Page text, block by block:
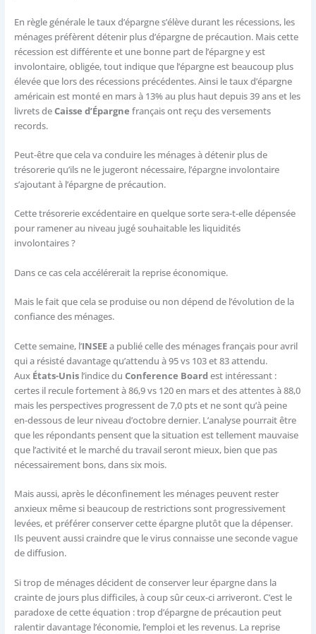
En règle générale le taux d’épargne s’élève durant les récessions, les
ménages préfèrent détenir plus d’épargne de précaution. Mais cette
récession est différente et une bonne part de l’épargne y est
involontaire, obligée, tout indique que l’épargne est beaucoup plus
élevée que lors des récessions précédentes. Ainsi le taux d’épargne
américain est monté en mars à 13% au plus haut depuis 39 ans et les
livrets deCaisse d’Épargne français ont reçu des versements
records.
Peut-être que cela va conduire les ménages à détenir plus de
trésorerie qu’ils ne le jugeront nécessaire, l’épargne involontaire
s’ajoutant à l’épargne de précaution.
Cette trésorerie excédentaire en quelque sorte sera-t-elle dépensée
pour ramener au niveau jugé souhaitable les liquidités
involontaires ?
Dans ce cas cela accélérerait la reprise économique.
Mais le fait que cela se produise ou non dépend de l’évolution de la
confiance des ménages.
Cette semaine, l’INSEEa publié celle des ménages français pour avril
qui a résisté davantage qu’attendu à 95 vs 103 et 83 attendu.
Aux États-Unisl’indice du Conference Boardest intéressant :
certes il recule fortement à 86,9 vs 120 en mars et des attentes à 88,0
mais les perspectives progressent de 7,0 pts et ne sont qu’à peine
en-dessous de leur niveau d’octobre dernier. L’analyse pourrait être
que les répondants pensent que la situation est tellement mauvaise
que l’activité et le marché du travail seront mieux, bien que pas
nécessairement bons, dans six mois.
Mais aussi, après le déconfinement les ménages peuvent rester
anxieux même si beaucoup de restrictions sont progressivement
levées, et préférer conserver cette épargne plutôt que la dépenser.
Ils peuvent aussi craindre que le virus connaisse une seconde vague
de diffusion.
Si trop de ménages décident de conserver leur épargne dans la
crainte de jours plus difficiles, à coup sûr ceux-ci arriveront. C’est le
paradoxe de cette équation : trop d’épargne de précaution peut
ralentir davantage l’économie, l’emploi et les revenus. La reprise